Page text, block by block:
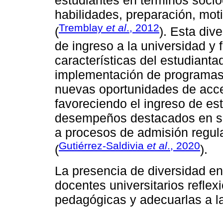
habilidades, preparación,
(Tremblay et al., 2012). Esta
de ingreso a la universidad y
características del
implementación de
nuevas oportunidades de
favoreciendo el ingreso de
desempeños destacados en
a procesos de admisión
(Gutiérrez-Saldivia et al., 2020).
La presencia de diversidad
docentes universitarios
pedagógicas y adecuarlas a